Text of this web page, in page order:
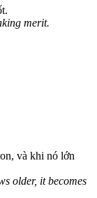
merit.
và khi nó lớn
older, it becomes